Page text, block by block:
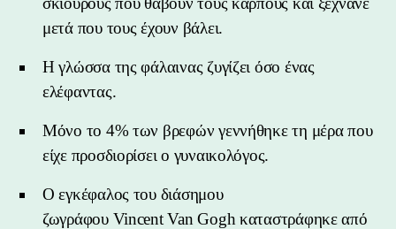
μετά που τους έχουν βάλει.
Η γλώσσα της φάλαινας ζυγίζει όσο ένας
ελέφαντας.
Μόνο το 4% των βρεφών γεννήθηκε τη μέρα που
είχε προσδιορίσει ο γυναικολόγος.
Ο εγκέφαλος του διάσημου
ζωγράφου Vincent Van Gogh καταστράφηκε από